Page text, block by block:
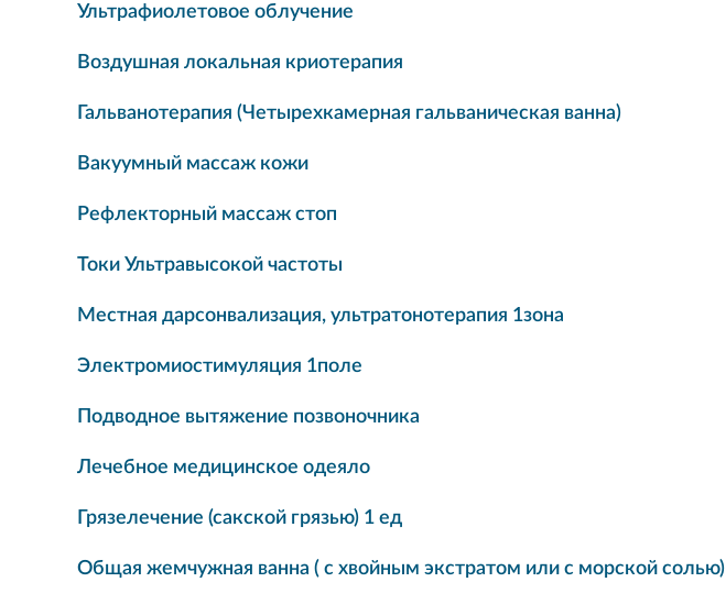
Ультрафиолетовое облучение
Воздушная локальная криотерапия
Гальванотерапия (Четырехкамерная гальваническая ванна)
Вакуумный массаж кожи
Рефлекторный массаж стоп
Токи Ультравысокой частоты
Местная дарсонвализация, ультратонотерапия 1зона
Электромиостимуляция 1поле
Подводное вытяжение позвоночника
Лечебное медицинское одеяло
Грязелечение (сакской грязью) 1 ед
Общая жемчужная ванна ( с хвойным экстратом или с морской солью)